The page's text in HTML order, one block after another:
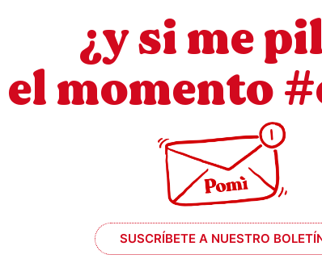
¿y si me
el momento
SUSCRÍBETE A NUESTRO